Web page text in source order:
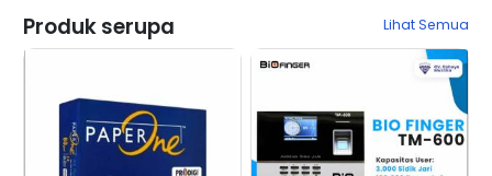
Produk serupa Lihat Semua